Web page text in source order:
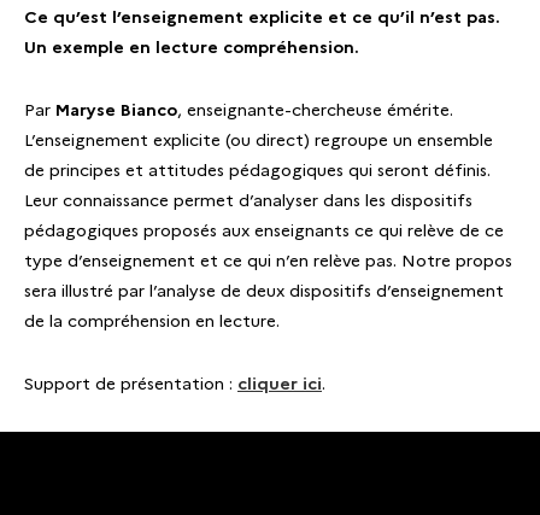
Ce qu’est l’enseignement explicite et ce qu’il n’est pas.
Un exemple en lecture compréhension.
Par Maryse Bianco, enseignante-chercheuse émérite.
L’enseignement explicite (ou direct) regroupe un ensemble
de principes et attitudes pédagogiques qui seront définis.
Leur connaissance permet d’analyser dans les dispositifs
pédagogiques proposés aux enseignants ce qui relève de ce
type d’enseignement et ce qui n’en relève pas. Notre propos
sera illustré par l’analyse de deux dispositifs d’enseignement
de la compréhension en lecture.
Support de présentation : cliquer ici.